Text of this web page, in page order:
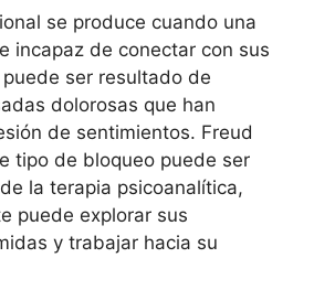
se produce cuando una
incapaz de conectar con sus
ser resultado de
dolorosas que han
de sentimientos. Freud
tipo de bloqueo puede ser
la terapia psicoanalítica,
puede explorar sus
y trabajar hacia su